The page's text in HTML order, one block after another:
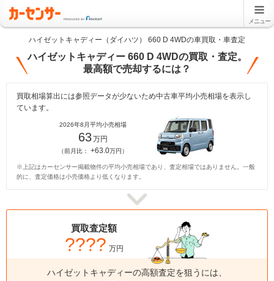
メニュー
ハイゼットキャディー（ダイハツ） 660 D 4WDの車買取・車査定
ハイゼットキャディー 660 D 4WDの買取・査定。
最高額で売却するには？
買取相場算出には参照データが少ないため中古車平均小売相場を表示し
ています。
2026年8月平均小売相場
63万円
（前月比： +63.0万円）
※上記はカーセンサー掲載物件の平均小売相場であり、査定相場ではありません。一般
的に、査定価格は小売価格より低くなります。
買取査定額
???? 万円
ハイゼットキャディーの高額査定を狙うには、